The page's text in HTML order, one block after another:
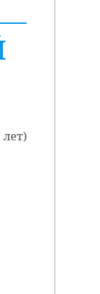
лет)